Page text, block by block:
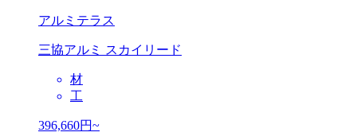
アルミテラス
三協アルミ スカイリード
材
工
396,660円~